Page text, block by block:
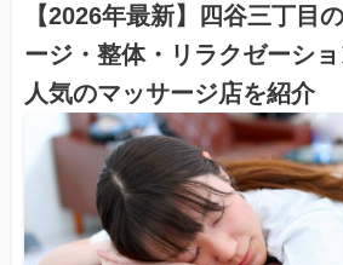
【2026年最新】四谷三丁目
ージ・整体・リラクゼーショ
人気のマッサージ店を紹介